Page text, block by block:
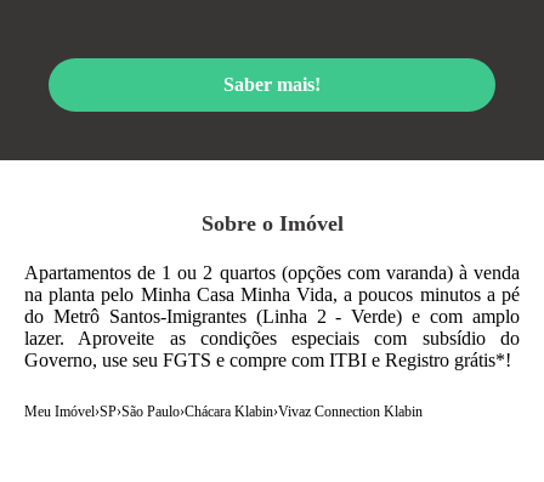
Sobre o Imóvel
Apartamentos de 1 ou 2 quartos (opções com varanda) à venda
na planta pelo Minha Casa Minha Vida, a poucos minutos a pé
do Metrô Santos-Imigrantes (Linha 2 - Verde) e com amplo
lazer. Aproveite as condições especiais com subsídio do
Governo, use seu FGTS e compre com ITBI e Registro grátis*!
Meu Imóvel›SP›São Paulo›Chácara Klabin›Vivaz Connection Klabin
Saber mais!